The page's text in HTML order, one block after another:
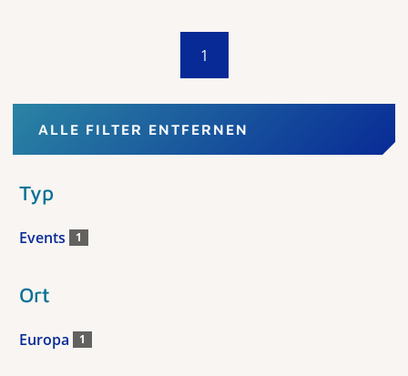
1
ALLE FILTER ENTFERNEN
Typ
Events 1
Ort
Europa 1